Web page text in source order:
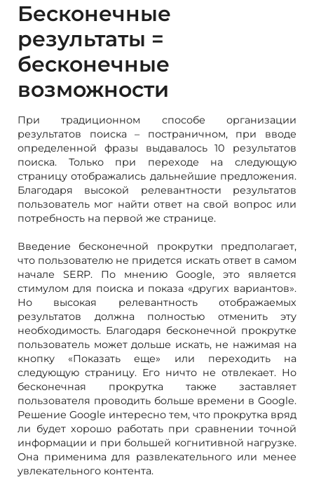
Бесконечные
результаты =
бесконечные
возможности
При традиционном способе организации
результатов поиска – постраничном, при вводе
определенной фразы выдавалось 10 результатов
поиска. Только при переходе на следующую
страницу отображались дальнейшие предложения.
Благодаря высокой релевантности результатов
пользователь мог найти ответ на свой вопрос или
потребность на первой же странице.
Введение бесконечной прокрутки предполагает,
что пользователю не придется искать ответ в самом
начале SERP. По мнению Google, это является
стимулом для поиска и показа «других вариантов».
Но высокая релевантность отображаемых
результатов должна полностью отменить эту
необходимость. Благодаря бесконечной прокрутке
пользователь может дольше искать, не нажимая на
кнопку «Показать еще» или переходить на
следующую страницу. Его ничто не отвлекает. Но
бесконечная прокрутка также заставляет
пользователя проводить больше времени в Google.
Решение Google интересно тем, что прокрутка вряд
ли будет хорошо работать при сравнении точной
информации и при большей когнитивной нагрузке.
Она применима для развлекательного или менее
увлекательного контента.